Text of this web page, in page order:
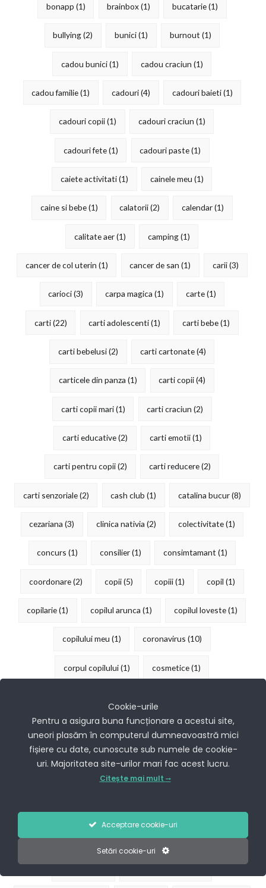
bonapp (1) brainbox(1) bucatarie(1)
bullying(2) bunici(1) burnout (1)
cadou bunici(1) cadou craciun (1)
cadou familie(1) cadouri(4) cadouri baieti(1)
cadouri copii(1) cadouri craciun (1)
cadouri fete(1) cadouri paste(1)
caiete activitati(1) cainele meu (1)
caine si bebe(1) calatorii(2) calendar(1)
calitate aer(1) camping(1)
cancer de col uterin (1) cancer de san (1) carii(3)
carioci(3) carpa magica (1) carte(1)
carti(22) carti adolescenti(1) carti bebe(1)
carti bebelusi(2) carti cartonate(4)
carticele din panza (1) carti copii(4)
carti copii mari(1) carti craciun (2)
carti educative(2) carti emotii(1)
carti pentru copii(2) carti reducere(2)
carti senzoriale(2) cash club (1) catalina bucur(8)
cezariana (3) clinica nativia (2) colectivitate(1)
concurs (1) consilier(1) consimtamant (1)
coordonare(2) copii(5) copiii(1) copil (1)
copilarie(1) copilul arunca (1) copilul loveste(1)
copilului meu (1) coronavirus (10)
corpul copilului(1) cosmetice(1)
covoras joaca(1) covoras pentru copii(1)
covoras PVC(1) covor joaca (1) craciun(2)
creioane(2) creioane colorate
cresa(1) cresterea copiilor(1) crize de furie(1)
cum reactionam(1) cum sa(3) cuplu(1)
Cookie-urile
Pentru a asigura buna funcționare a acestui site,
uneori plasăm în computerul dumneavoastră mici
fișiere cu date, cunoscute sub numele de cookie-
uri. Majoritatea site-urilor mari fac acest lucru.
Citește mai mult
Acceptare cookie-uri
Setări cookie-uri